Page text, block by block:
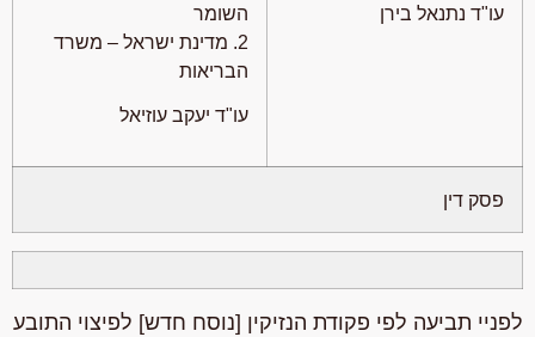
עו"ד נתנאל בירן
השומר
2. מדינת ישראל – משרד
הבריאות
עו"ד יעקב עוזיאל
פסק דין
לפניי תביעה לפי פקודת הנזיקין [נוסח חדש] לפיצוי התובע